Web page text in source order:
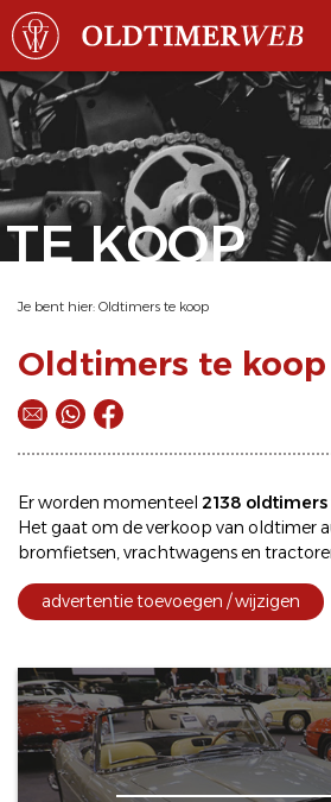
TE KOOP
Je bent hier: Oldtimers te koop
Oldtimers te koop
Er worden momenteel 2138
Het gaat om deverkoop van oldtimer
bromfietsen,vrachtwagens en
advertentie toevoegen / wijzigen